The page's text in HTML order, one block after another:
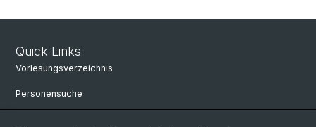
Quick Links
Vorlesungsverzeichnis
Personensuche